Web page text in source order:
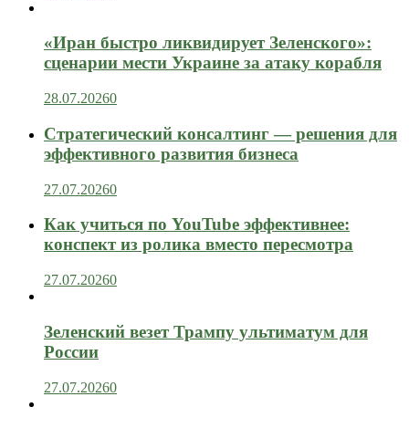
«Иран быстро ликвидирует Зеленского»:
сценарии мести Украине за атаку корабля
28.07.20260
Стратегический консалтинг — решения для
эффективного развития бизнеса
27.07.20260
Как учиться по YouTube эффективнее:
конспект из ролика вместо пересмотра
27.07.20260
Зеленский везет Трампу ультиматум для
России
27.07.20260